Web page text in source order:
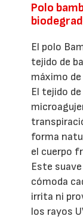
Polo
El polo
tejido de
máximo
El tejido
forma
el cuerpo
Este
cómoda
irrita ni
los rayos